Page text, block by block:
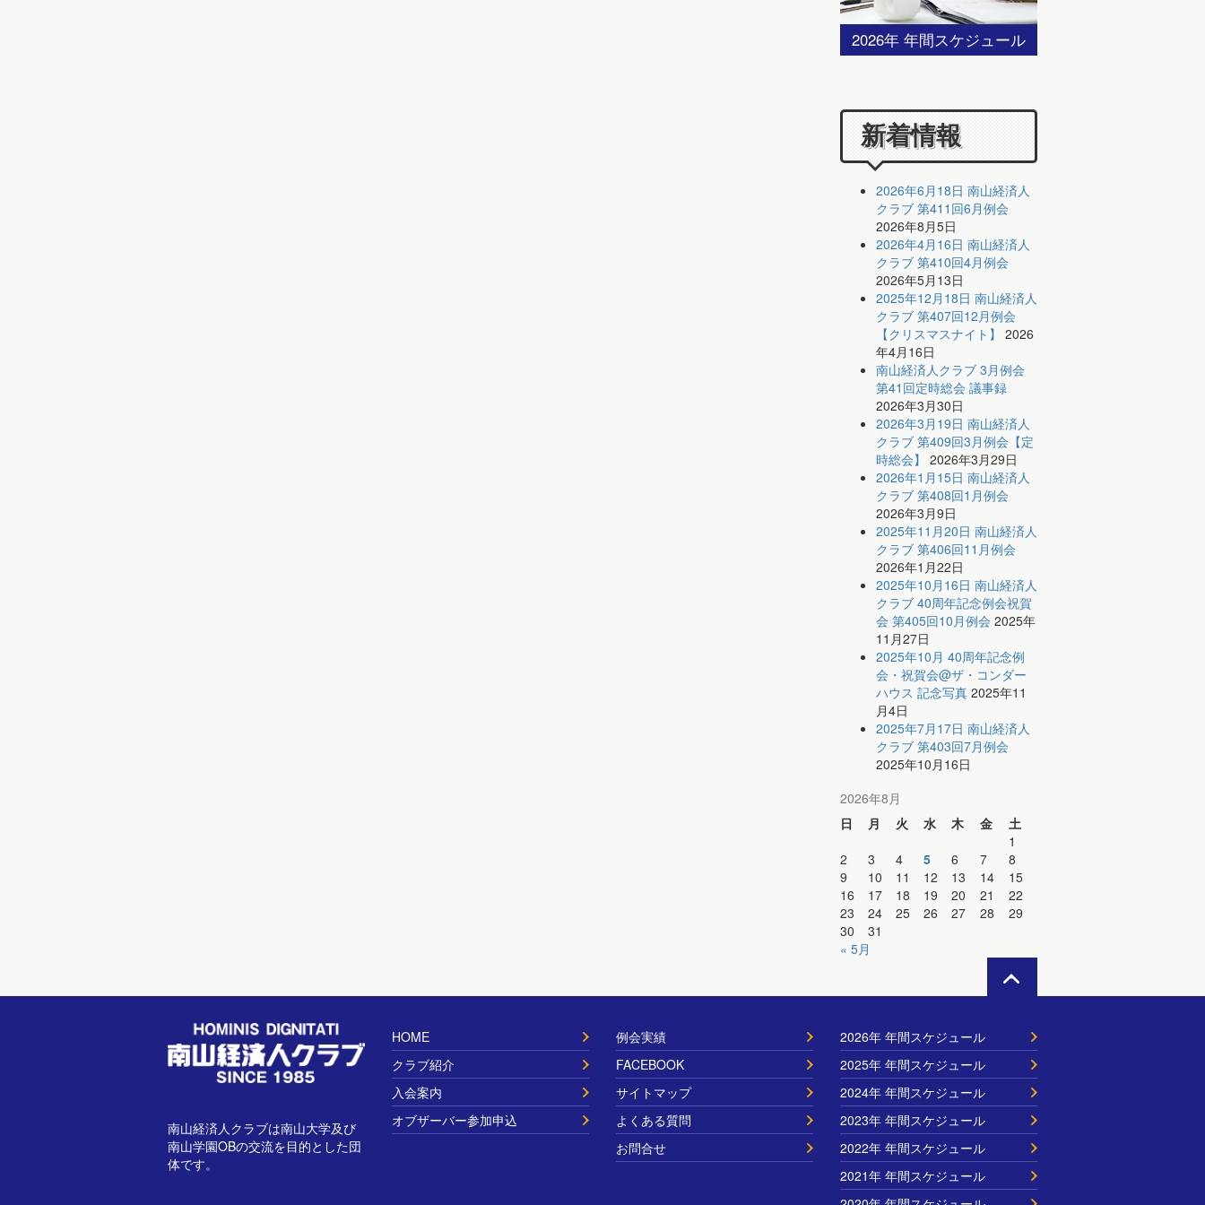
2026年 年間スケジュール
新着情報
2026年6月18日 南山経済人
クラブ 第411回6月例会
2026年8月5日
2026年4月16日 南山経済人
クラブ 第410回4月例会
2026年5月13日
2025年12月18日 南山経済人
クラブ 第407回12月例会
【クリスマスナイト】 2026
年4月16日
南山経済人クラブ 3月例会
第41回定時総会 議事録
2026年3月30日
2026年3月19日 南山経済人
クラブ 第409回3月例会【定
時総会】 2026年3月29日
2026年1月15日 南山経済人
クラブ 第408回1月例会
2026年3月9日
2025年11月20日 南山経済人
クラブ 第406回11月例会
2026年1月22日
2025年10月16日 南山経済人
クラブ 40周年記念例会祝賀
会 第405回10月例会 2025年
11月27日
2025年10月 40周年記念例
会・祝賀会@ザ・コンダー
ハウス 記念写真 2025年11
月4日
2025年7月17日 南山経済人
クラブ 第403回7月例会
2025年10月16日
2026年8月
日
月 火 水 木 金
土
1
2
3 4 5 6 7
8
9
10 11 12 13 14
15
16
17 18 19 20 21
22
23
24 25 26 27 28
29
30
31
« 5月
南山経済人クラブは南山大学及び
南山学園OBの交流を目的とした団
体です。
HOME
クラブ紹介
入会案内
オブザーバー参加申込
例会実績
FACEBOOK
サイトマップ
よくある質問
お問合せ
2026年 年間スケジュール
2025年 年間スケジュール
2024年 年間スケジュール
2023年 年間スケジュール
2022年 年間スケジュール
2021年 年間スケジュール